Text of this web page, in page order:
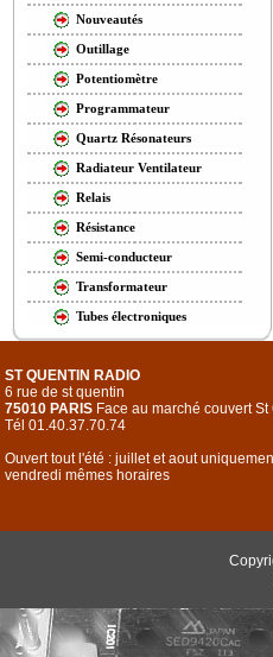
Nouveautés
Outillage
Potentiomètre
Programmateur
Quartz Résonateurs
Radiateur Ventilateur
Relais
Résistance
Semi-conducteur
Transformateur
Tubes électroniques
ST QUENTIN RADIO
6 rue de st quentin
75010 PARIS Face au marché couvert St
Tél 01.40.37.70.74
Ouvert tout l'été : juillet et aout
vendredi mêmes horaires